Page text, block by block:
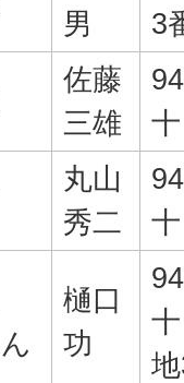
男
3
佐藤
三雄
丸山
秀二
樋口
功